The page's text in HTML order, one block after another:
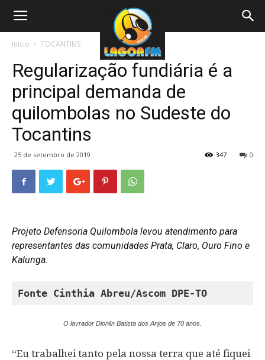
Início TOCANTINS
Regularização fundiária é a
principal demanda de
quilombolas no Sudeste do
Tocantins
25 de setembro de 2019 0
347
Projeto Defensoria Quilombola levou atendimento para
representantes das comunidades Prata, Claro, Ouro Fino e
Kalunga.
Fonte Cinthia Abreu/Ascom DPE-TO
O lavrador Dionlin Batista dos Anjos de 70 anos.
“Eu trabalhei tanto pela nossa terra que até fiquei